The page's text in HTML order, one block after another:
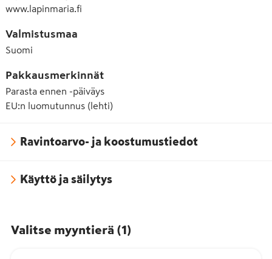
www.lapinmaria.fi
Valmistusmaa
Suomi
Pakkausmerkinnät
Parasta ennen -päiväys
EU:n luomutunnus (lehti)
Ravintoarvo- ja koostumustiedot
Käyttö ja säilytys
Valitse myyntierä (1)